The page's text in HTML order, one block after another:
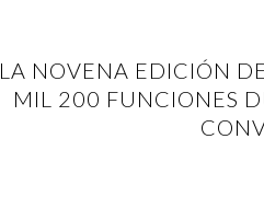
LA NOVENA EDICIÓN
MIL 200 FUNCIONES